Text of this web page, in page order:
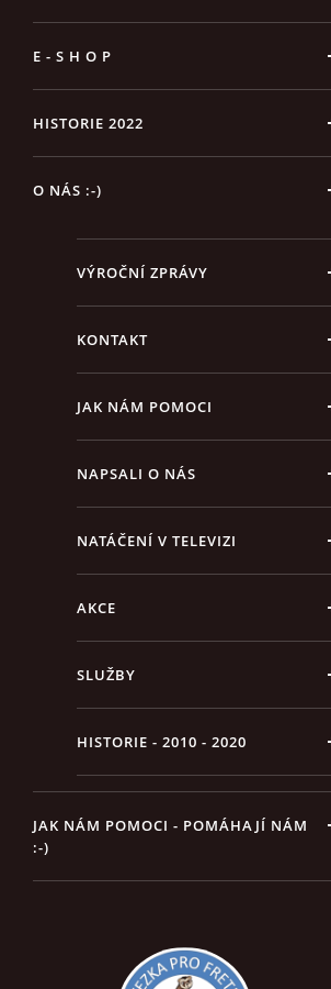
E - S H O P
HISTORIE 2022
O NÁS :-)
VÝROČNÍ ZPRÁVY
KONTAKT
JAK NÁM POMOCI
NAPSALI O NÁS
NATÁČENÍ V TELEVIZI
AKCE
SLUŽBY
HISTORIE - 2010 - 2020
JAK NÁM POMOCI - POMÁHAJÍ NÁM
:-)